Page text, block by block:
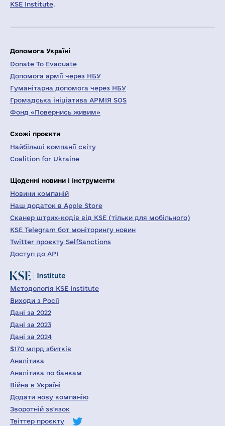
KSE Institute.
Допомога Україні
Donate To Evacuate
Допомога армії через НБУ
Гуманітарна допомога через НБУ
Громадська ініціатива АРМІЯ SOS
Фонд «Повернись живим»
Схожі проєкти
Найбільші компанії світу
Coalition for Ukraine
Щоденні новини і інструменти
Новини компаній
Наш додаток в Apple Store
Сканер штрих-кодів від KSE (тільки для мобільного)
KSE Telegram бот моніторингу новин
Twitter проєкту SelfSanctions
Доступ до API
Методологія KSE Institute
Виходи з Росії
Дані за 2022
Дані за 2023
Дані за 2024
$170 млрд збитків
Аналітика
Аналітика по банкам
Війна в Україні
Додати нову компанію
Зворотній зв'язок
Твіттер проєкту